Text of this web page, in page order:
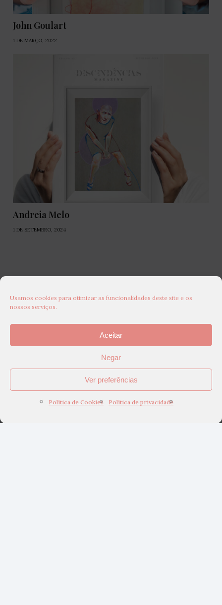
Usamos cookies para otimizar as funcionalidades deste site e os
nossos serviços.
Aceitar
Negar
Ver preferências
Política de Cookies Política de privacidade
John Goulart
1 DE MARÇO, 2022
Andreia Melo
1 DE SETEMBRO, 2024